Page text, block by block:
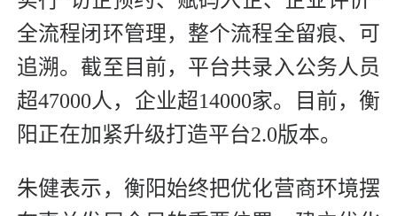
全流程闭环管理，整个流程全留痕、可
追溯。截至目前，平台共录入公务人员
超47000人，企业超14000家。目前，衡
阳正在加紧升级打造平台2.0版本。
朱健表示，衡阳始终把优化营商环境摆